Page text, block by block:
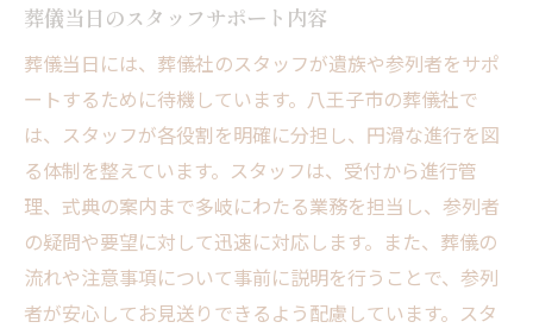
葬儀当日のスタッフサポート内容
葬儀当日には、葬儀社のスタッフが遺族や参列者をサポ
ートするために待機しています。八王子市の葬儀社で
は、スタッフが各役割を明確に分担し、円滑な進行を図
る体制を整えています。スタッフは、受付から進行管
理、式典の案内まで多岐にわたる業務を担当し、参列者
の疑問や要望に対して迅速に対応します。また、葬儀の
流れや注意事項について事前に説明を行うことで、参列
者が安心してお見送りできるよう配慮しています。スタ